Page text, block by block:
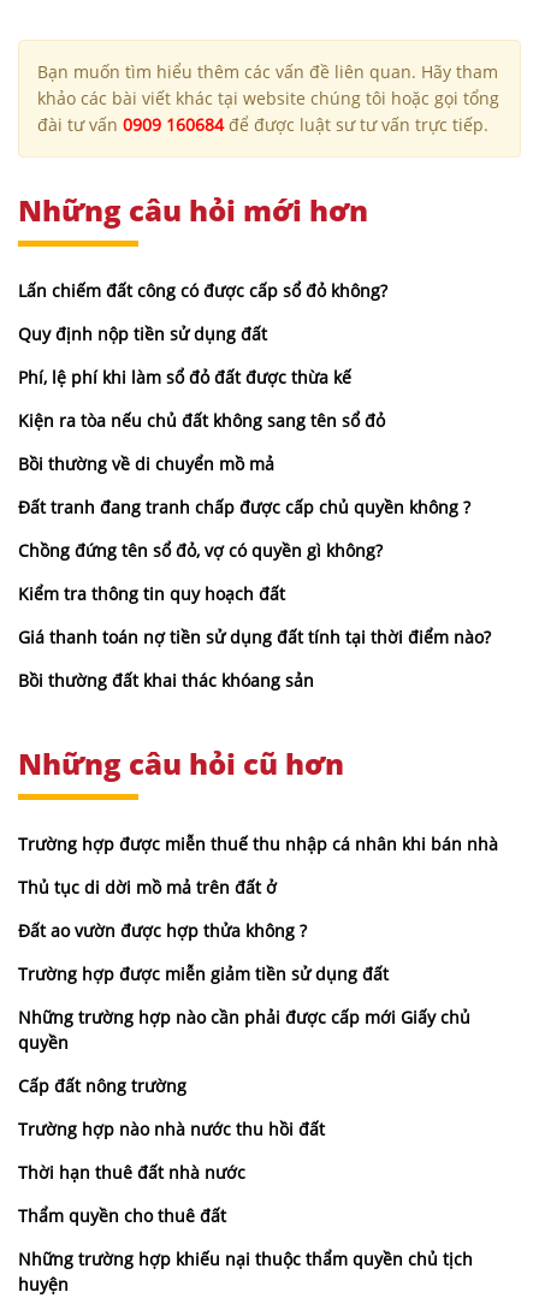
Bạn muốn tìm hiểu thêm các vấn đề liên quan. Hãy tham
khảo các bài viết khác tại website chúng tôi hoặc gọi tổng
đài tư vấn 0909 160684để được luật sư tư vấn trực tiếp.
Những câu hỏi mới hơn
Lấn chiếm đất công có được cấp sổ đỏ không?
Quy định nộp tiền sử dụng đất
Phí, lệ phí khi làm sổ đỏ đất được thừa kế
Kiện ra tòa nếu chủ đất không sang tên sổ đỏ
Bồi thường về di chuyển mồ mả
Đất tranh đang tranh chấp được cấp chủ quyền không ?
Chồng đứng tên sổ đỏ, vợ có quyền gì không?
Kiểm tra thông tin quy hoạch đất
Giá thanh toán nợ tiền sử dụng đất tính tại thời điểm nào?
Bồi thường đất khai thác khóang sản
Những câu hỏi cũ hơn
Trường hợp được miễn thuế thu nhập cá nhân khi bán nhà
Thủ tục di dời mồ mả trên đất ở
Đất ao vườn được hợp thửa không ?
Trường hợp được miễn giảm tiền sử dụng đất
Những trường hợp nào cần phải được cấp mới Giấy chủ
quyền
Cấp đất nông trường
Trường hợp nào nhà nước thu hồi đất
Thời hạn thuê đất nhà nước
Thẩm quyền cho thuê đất
Những trường hợp khiếu nại thuộc thẩm quyền chủ tịch
huyện